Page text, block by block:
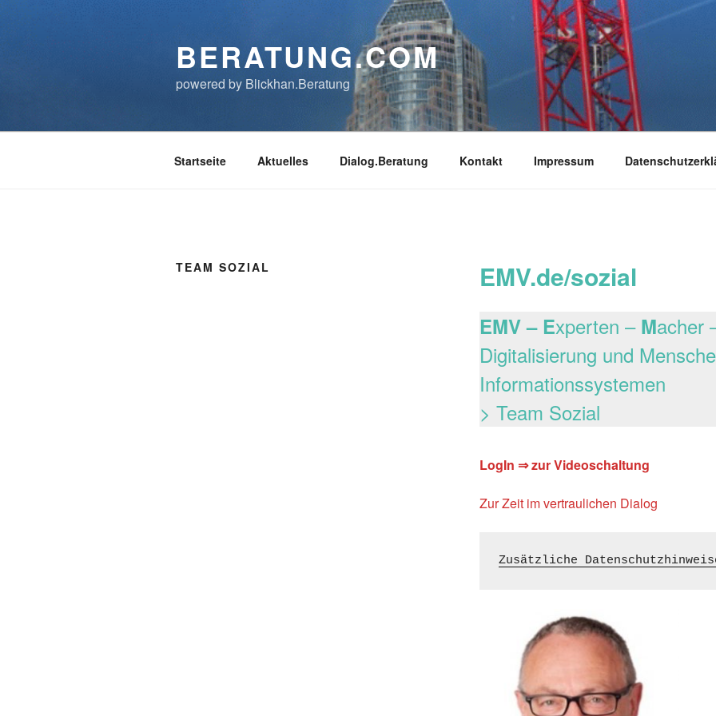
Zum
Inhalt
springen
BERATUNG.COM
powered by Blickhan.Beratung
Startseite Aktuelles Dialog.Beratung Kontakt Impressum
TEAM SOZIAL EMV.de/sozial
EMV – Experten – Macher
Digitalisierung und
Informationssystemen
> Team Sozial
LogIn ⇒ zur Videoschaltung
Zur Zeit im vertraulichen Dialog
Zusätzliche